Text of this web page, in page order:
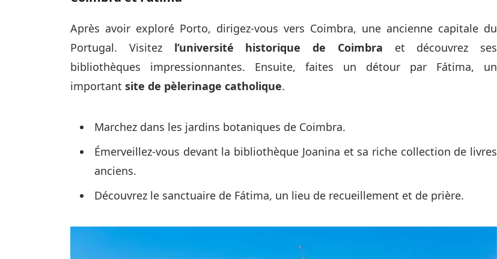
Après avoir exploré Porto, dirigez-vous vers Coimbra, une ancienne capitale du
Portugal. Visitez l’université historique de Coimbra et découvrez ses
bibliothèques impressionnantes. Ensuite, faites un détour par Fátima, un
important site de pèlerinage catholique.
Marchez dans les jardins botaniques de Coimbra.
Émerveillez-vous devant la bibliothèque Joanina et sa riche collection de livres
anciens.
Découvrez le sanctuaire de Fátima, un lieu de recueillement et de prière.